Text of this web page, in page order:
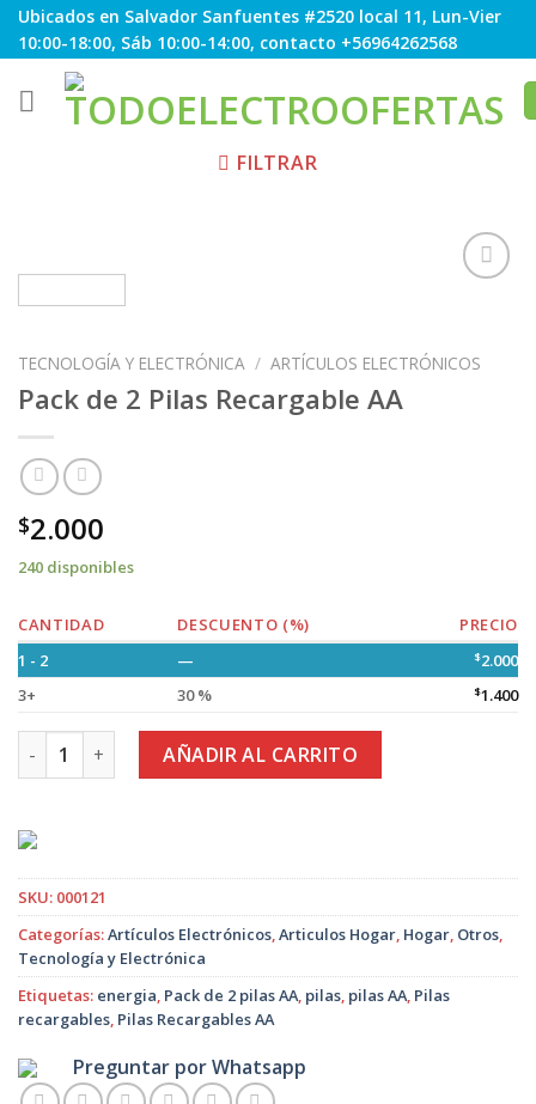
Skip
to
content
Ubicados en Salvador Sanfuentes #2520 local 11, Lun-Vier
10:00-18:00, Sáb 10:00-14:00, contacto +56964262568
FILTRAR
a
TECNOLOGÍA Y ELECTRÓNICA / ARTÍCULOS ELECTRÓNICOS
Pack de 2 Pilas Recargable AA
$2.000
240 disponibles
CANTIDAD DESCUENTO (%)
PRECIO
1 - 2
— $2.000
3+
30 % $1.400
Pack de 2 Pilas Recargable AA cantidad
AÑADIR AL CARRITO
SKU: 000121
Categorías:Artículos Electrónicos,Articulos Hogar, Hogar, Otros,
Tecnología y Electrónica
Etiquetas: energia, Pack de 2 pilas AA, pilas, pilas AA, Pilas
recargables, Pilas Recargables AA
Preguntar por Whatsapp